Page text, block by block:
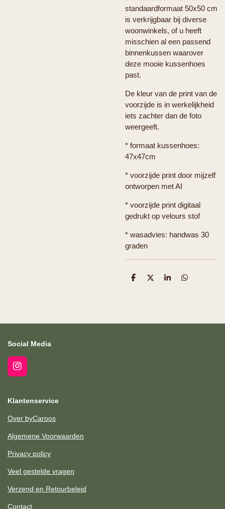
standaardformaat 50x50 cm
is verkrijgbaar bij diverse
woonwinkels, of u heeft
misschien al een passend
binnenkussen waarover
deze mooie kussenhoes
past.
De kleur van de print van de
voorzijde is in werkelijkheid
iets zachter dan de foto
weergeeft.
* formaat kussenhoes:
47x47cm
* voorzijde print door mijzelf
ontworpen met AI
* voorzijde print digitaal
gedrukt op velours stof
* wasadvies: handwas 30
graden
D
D
S
D
Social Media
I
n
g
r
a
Klantenservice
Over byCaroos
Algemene Voorwaarden
Privacy policy
Veel gestelde vragen
Verzend en Retourbeleid
Contact